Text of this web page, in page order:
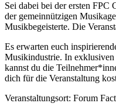
Sei dabei bei der ersten
der gemeinnützigen
Musikbegeisterte. Die
Es erwarten euch
Musikindustrie. In exklusiven
kannst du die
dich für die Veranstaltung
Veranstaltungsort: Forum